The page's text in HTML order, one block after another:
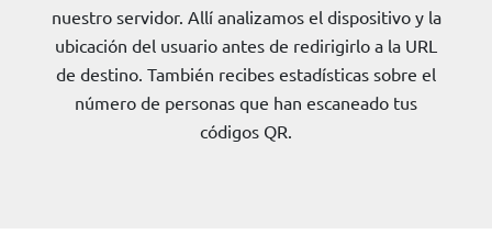
nuestro servidor. Allí analizamos el dispositivo y la
ubicación del usuario antes de redirigirlo a la URL
de destino. También recibes estadísticas sobre el
número de personas que han escaneado tus
códigos QR.